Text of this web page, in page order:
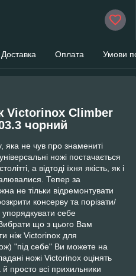
Доставка Оплата Умови
Victorinox Climber
чорний
яка не чув про знамениті
ножі постачається
а відтоді їхня якість, як і
Тепер за
не тільки відремонтувати
консерву та порізати/
упорядкувати себе
що з цього Вам
ніж Victorinox для
"під себе" Ви можете на
ножі Victorinox оцінять
просто всі прихильники